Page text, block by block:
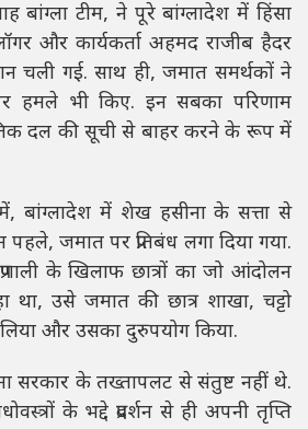
बांग्ला टीम, ने पूरे बांग्लादेश में हिंसा
और कार्यकर्ता अहमद राजीब हैदर
चली गई. साथ ही, जमात समर्थकों ने
हमले भी किए. इन सबका परिणाम
दल की सूची से बाहर करने के रूप में
बांग्लादेश में शेख हसीना के सत्ता से
जमात पर प्रतिबंध लगा दिया गया.
के खिलाफ छात्रों का जो आंदोलन
था, उसे जमात की छात्र शाखा, चट्टो
और उसका दुरुपयोग किया.
सरकार के तख्तापलट से संतुष्ट नहीं थे.
के भद्दे प्रदर्शन से ही अपनी तृप्ति